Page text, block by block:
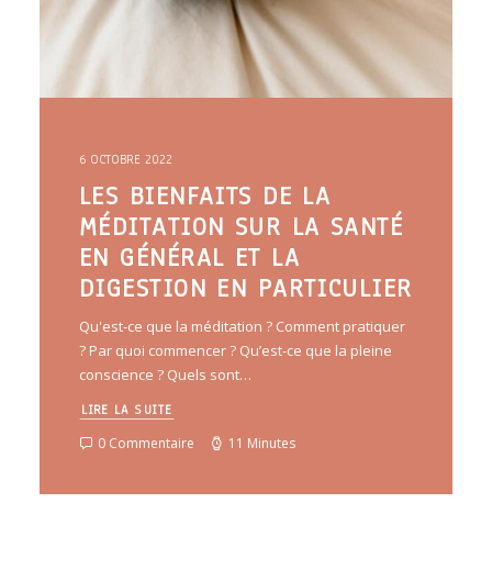
6 OCTOBRE 2022
LES BIENFAITS DE LA
MÉDITATION SUR LA SANTÉ
EN GÉNÉRAL ET LA
DIGESTION EN PARTICULIER
Qu'est-ce que la méditation ? Comment pratiquer
? Par quoi commencer ? Qu’est-ce que la pleine
conscience ? Quels sont…
LIRE LA SUITE
0 Commentaire 11 Minutes